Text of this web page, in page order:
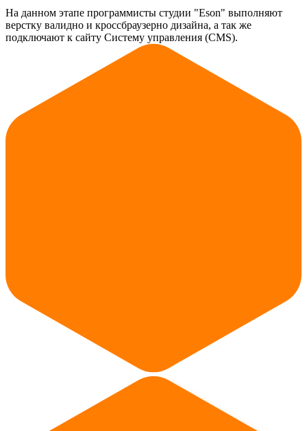
На данном этапе программисты студии "Eson" выполняют
верстку валидно и кроссбраузерно дизайна, а так же
подключают к сайту Систему управления (CMS).